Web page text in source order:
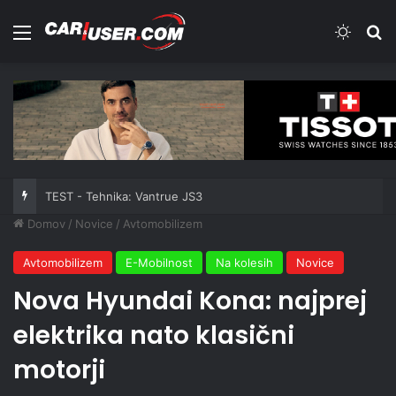
Meni
TEST - Tehnika: Vantrue JS3
Domov / Novice / Avtomobilizem
Avtomobilizem E-Mobilnost Na kolesih Novice
Nova Hyundai Kona: najprej
elektrika nato klasični
motorji